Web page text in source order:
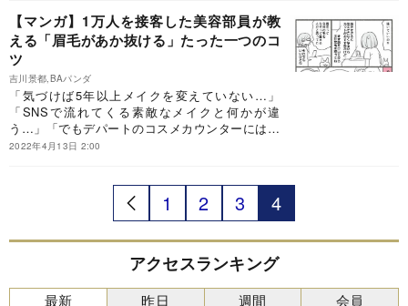
獲得。「メイクをこんなふうに、友達に教えてほ
しかった！」「まさに求めていた本！」と大反響
が寄せられています。この連載では、本書から特
別に内容を抜粋して紹介します。
か！」とやり過ごしているーー『メイクがなんと
なく変なので友達の美容部員にコツを全部聞いて
みた』の著者で、マンガ家の吉川景都さんもそう
した一人でした。本書はアラフォーになり「顔面
迷子状態」だった吉川さんが、小学校からの幼な
じみで現役美容部員のBAパンダさんに、たまた
ま悩みを打ち明けたことがきっかけで生まれた一
冊です。二人の楽しいやりとりと、BAパンダさ
んが教える目からウロコのメイクテクニックが話
しかった！」「まさに求めていた本！」と大反響
が寄せられています。この連載では、本書から特
別に内容を抜粋して紹介します。
【マンガ】1万人を接客した美容部員が教
える「眉毛があか抜ける」たった一つのコ
ツ
吉川景都,BAパンダ
「気づけば5年以上メイクを変えていない…」
「SNSで流れてくる素敵なメイクと何かが違
う…」「でもデパートのコスメカウンターには行
きづらい…」メイクに違和感を抱えつつ、つい時
なく変なので友達の美容部員にコツを全部聞いて
みた』の著者で、マンガ家の吉川景都さんもそう
した一人でした。本書はアラフォーになり「顔面
迷子状態」だった吉川さんが、小学校からの幼な
じみで現役美容部員のBAパンダさんに、たまた
ま悩みを打ち明けたことがきっかけで生まれた一
冊です。二人の楽しいやりとりと、BAパンダさ
2022年4月13日 2:00
1 2 3 4
アクセスランキング
最新 昨日 週間 会員